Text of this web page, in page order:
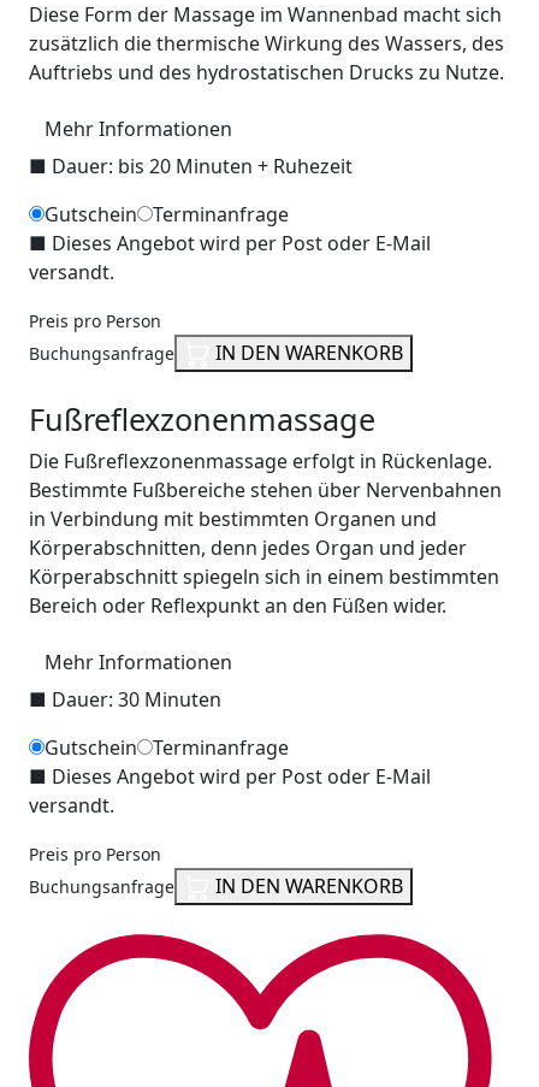
Diese Form der Massage im Wannenbad macht sich
zusätzlich die thermische Wirkung des Wassers, des
Auftriebs und des hydrostatischen Drucks zu Nutze.
Mehr Informationen
■ Dauer: bis 20 Minuten + Ruhezeit
Gutschein
Terminanfrage
■ Dieses Angebot wird per Post oder E-Mail
versandt.
Preis pro Person
Buchungsanfrage
IN DEN WARENKORB
Fußreflexzonenmassage
Die Fußreflexzonenmassage erfolgt in Rückenlage.
Bestimmte Fußbereiche stehen über Nervenbahnen
in Verbindung mit bestimmten Organen und
Körperabschnitten, denn jedes Organ und jeder
Körperabschnitt spiegeln sich in einem bestimmten
Bereich oder Reflexpunkt an den Füßen wider.
Mehr Informationen
■ Dauer: 30 Minuten
Gutschein
Terminanfrage
■ Dieses Angebot wird per Post oder E-Mail
versandt.
Preis pro Person
Buchungsanfrage
IN DEN WARENKORB